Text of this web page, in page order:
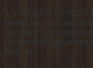
✈ 4. ЛЮБЛЮ
На машине, на
на пляжи. Из города/
Потихоньку закрываю